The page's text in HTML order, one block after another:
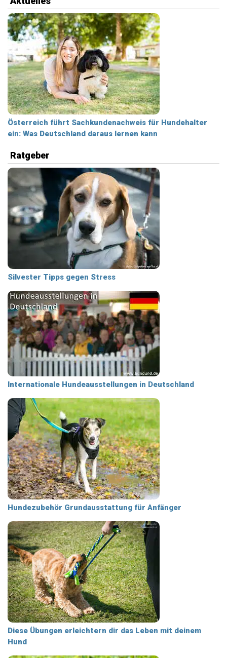
Österreich führt Sachkundenachweis für Hundehalter
ein: Was Deutschland daraus lernen kann
Ratgeber
Silvester Tipps gegen Stress
Internationale Hundeausstellungen in Deutschland
Hundezubehör Grundausstattung für Anfänger
Diese Übungen erleichtern dir das Leben mit deinem
Hund